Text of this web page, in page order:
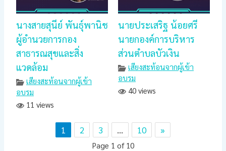
นางสายสุนีย์ พันธุ์พานิช
ผู้อำนวยการกอง
สาธารณสุขและสิ่ง
แวดล้อม
เสียงสะท้อนจากผู้เข้า
อบรม
11 views
นายประเสริฐ น้อยศรี
นายกองค์การบริหาร
ส่วนตำบลบัวเงิน
เสียงสะท้อนจากผู้เข้า
อบรม
40 views
1 2 3 … 10 »
Page 1 of 10